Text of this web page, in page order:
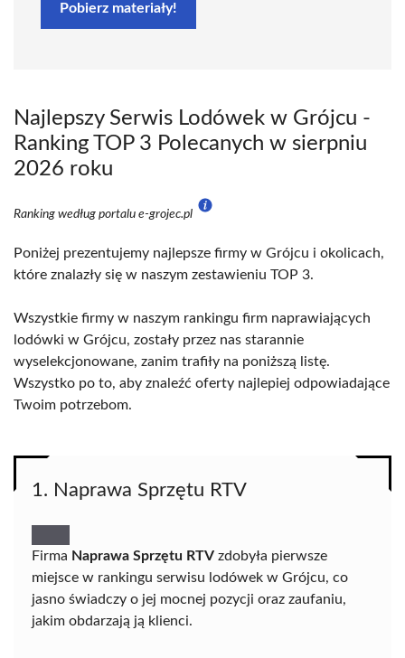
Pobierz materiały!
Najlepszy Serwis Lodówek w Grójcu -
Ranking TOP 3 Polecanych w sierpniu
2026 roku
Ranking według portalu e-grojec.pl
Poniżej prezentujemy najlepsze firmy w Grójcu i okolicach,
które znalazły się w naszym zestawieniu TOP 3.
Wszystkie firmy w naszym rankingu firm naprawiających
lodówki w Grójcu, zostały przez nas starannie
wyselekcjonowane, zanim trafiły na poniższą listę.
Wszystko po to, aby znaleźć oferty najlepiej odpowiadające
Twoim potrzebom.
1. Naprawa Sprzętu RTV
Firma Naprawa Sprzętu RTV zdobyła pierwsze
miejsce w rankingu serwisu lodówek w Grójcu, co
jasno świadczy o jej mocnej pozycji oraz zaufaniu,
jakim obdarzają ją klienci.